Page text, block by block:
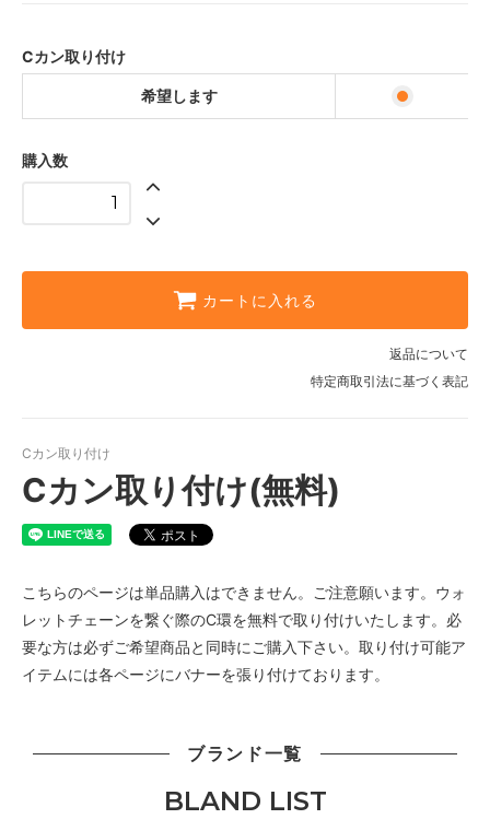
Cカン取り付け
希望します
購入数
カートに入れる
返品について
特定商取引法に基づく表記
Cカン取り付け
Cカン取り付け(無料)
こちらのページは単品購入はできません。ご注意願います。ウォ
レットチェーンを繋ぐ際のC環を無料で取り付けいたします。必
要な方は必ずご希望商品と同時にご購入下さい。取り付け可能ア
イテムには各ページにバナーを張り付けております。
ブランド一覧
BLAND LIST